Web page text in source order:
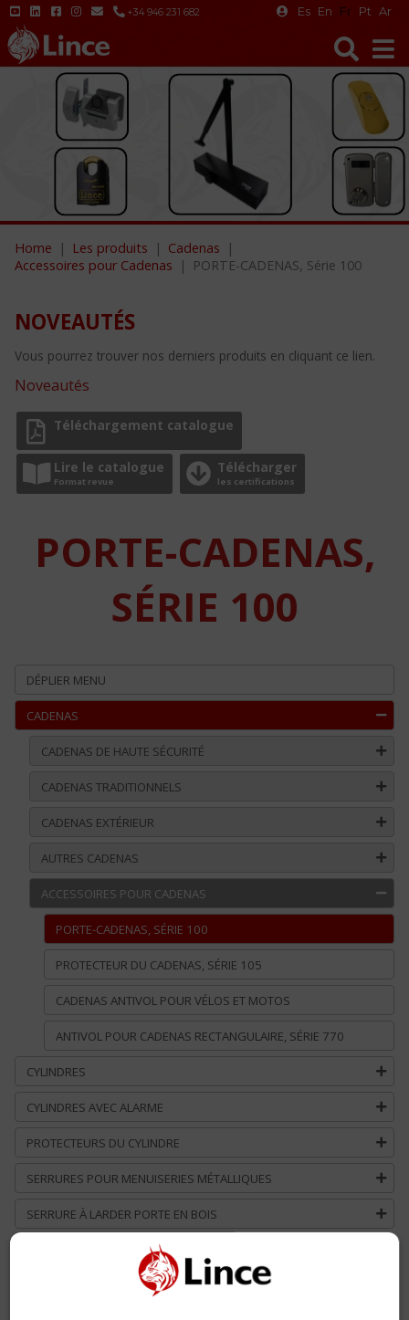
+34 946 231 682 Es En Fr Pt Ar
Home Les produits
Cadenas
Accessoires pour Cadenas
PORTE-CADENAS, Série 100
NOVEAUTÉS
Vous pourrez trouver nos derniers produits en cliquant ce lien.
Noveautés
Téléchargement catalogue
Lire le catalogue
Format revue
Télécharger
les certifications
PORTE-CADENAS,
SÉRIE 100
DÉPLIER MENU
CADENAS
CADENAS DE HAUTE SÉCURITÉ
CADENAS TRADITIONNELS
CADENAS EXTÉRIEUR
AUTRES CADENAS
ACCESSOIRES POUR CADENAS
PORTE-CADENAS, SÉRIE 100
PROTECTEUR DU CADENAS, SÉRIE 105
CADENAS ANTIVOL POUR VÉLOS ET MOTOS
ANTIVOL POUR CADENAS RECTANGULAIRE, SÉRIE 770
CYLINDRES
CYLINDRES AVEC ALARME
PROTECTEURS DU CYLINDRE
SERRURES POUR MENUISERIES MÉTALLIQUES
SERRURE À LARDER PORTE EN BOIS
VERROUS ET SERRURES EN APPLIQUE
VERROU AVEC ALARME INTÉGRÉE